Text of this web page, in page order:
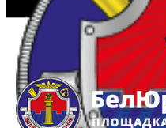
Главная
Арестованное
Реестр
Реестр переоценок